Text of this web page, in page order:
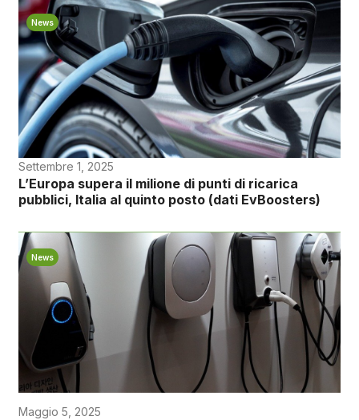
News
Settembre 1, 2025
L’Europa supera il milione di punti di ricarica
pubblici, Italia al quinto posto (dati EvBoosters)
News
Maggio 5, 2025